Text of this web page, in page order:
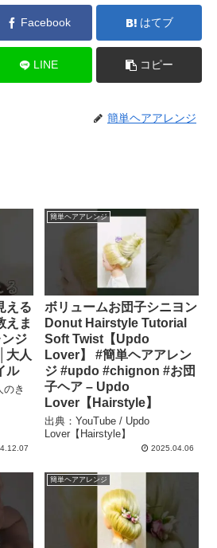
Facebook はてブ
LINE コピー
簡単ヘアアレンジ
える
えま
ジ
大人
ル
き
簡単ヘアアレンジ
ボリュームお団子シニヨン
Donut Hairstyle Tutorial
Soft Twist【Updo
Lover】 #簡単ヘアアレン
ジ #updo #chignon #お団
子ヘア – Updo
Lover【Hairstyle】
出典：YouTube / Updo
Lover【Hairstyle】
2025.04.06
簡単ヘアアレンジ